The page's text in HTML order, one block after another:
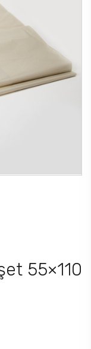
55×110